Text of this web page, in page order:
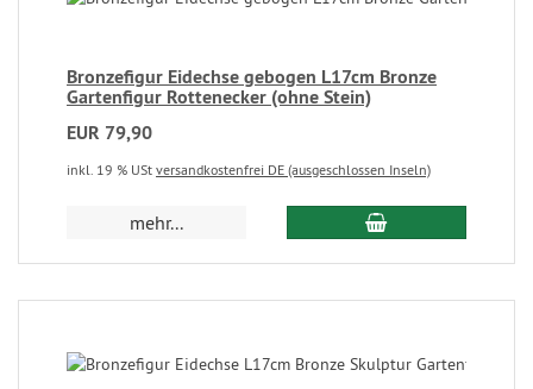
Bronzefigur Eidechse gebogen L17cm Bronze
Gartenfigur Rottenecker (ohne Stein)
EUR 79,90
inkl. 19 % USt versandkostenfrei DE (ausgeschlossen Inseln)
mehr...